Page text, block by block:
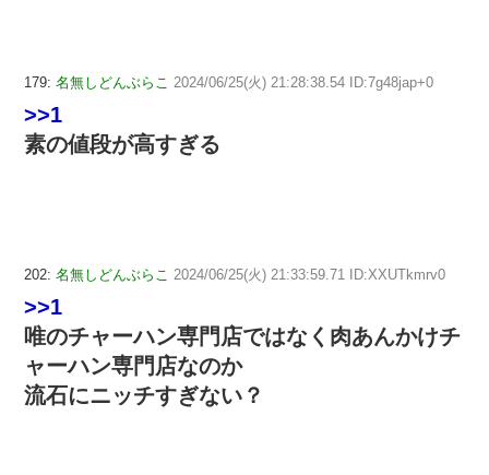
179: 名無しどんぶらこ 2024/06/25(火) 21:28:38.54 ID:7g48jap+0
>>1
素の値段が高すぎる
202: 名無しどんぶらこ 2024/06/25(火) 21:33:59.71 ID:XXUTkmrv0
>>1
唯のチャーハン専門店ではなく肉あんかけチ
ャーハン専門店なのか
流石にニッチすぎない？